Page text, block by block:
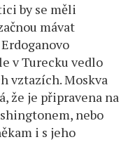
by se měli
mávat
v Turecku vedlo
vztazích. Moskva
že je připravena na
nebo
i s jeho